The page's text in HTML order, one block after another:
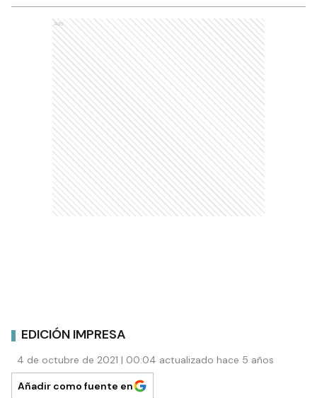
Ads
EDICIÓN IMPRESA
4 de octubre de 2021 | 00:04 actualizado hace 5 años
Añadir como fuente en